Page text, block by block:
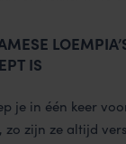
IS
je in één keer
zo zijn ze altijd